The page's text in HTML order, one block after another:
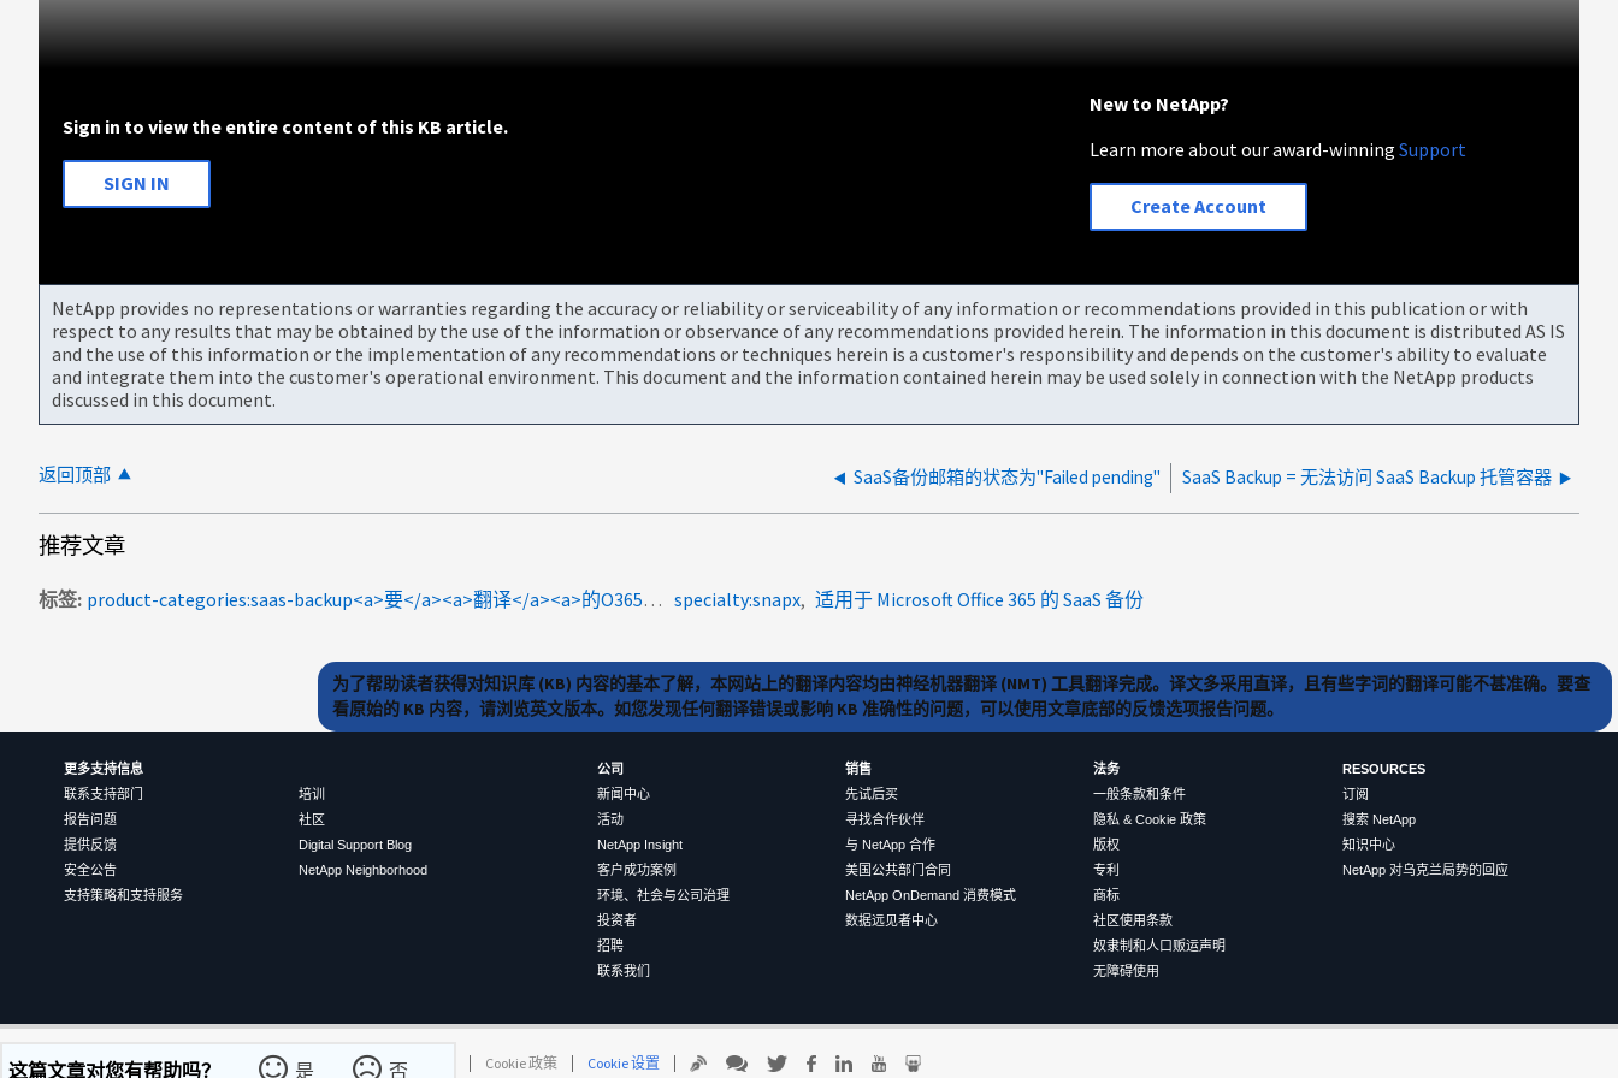
Sign in to view the entire content of this KB article.
SIGN IN
New to NetApp?
Learn more about our award-winningSupport
Create Account
NetApp provides no representations or warranties regarding the accuracy or reliability or serviceability of any information or recommendations provided in this publication or with
respect to any results that may be obtained by the use of the information or observance of any recommendations provided herein. The information in this document is distributed AS IS
and the use of this information or the implementation of any recommendations or techniques herein is a customer's responsibility and depends on the customer's ability to evaluate
and integrate them into the customer's operational environment. This document and the information contained herein may be used solely in connection with the NetApp products
discussed in this document.
返回顶部 SaaS备份邮箱的状态为"Failed pending" SaaS Backup = 无法访问 SaaS Backup 托管容器
这篇文章对您有帮助吗？ 是 否
推荐文章
标签 product-categories:saas-backup<a>要</a><a>翻译</a><a>的O365组 </a> specialty:snapx 适用于 Microsoft Office 365 的 SaaS 备份
为了帮助读者获得对知识库 (KB) 内容的基本了解，本网站上的翻译内容均由神经机器翻译 (NMT) 工具翻译完成。译文多采用直译，且有些字词的翻译可能不甚准确。要查
看原始的 KB 内容，请浏览英文版本。如您发现任何翻译错误或影响 KB 准确性的问题，可以使用文章底部的反馈选项报告问题。
更多支持信息
联系支持部门
报告问题
提供反馈
安全公告
支持策略和支持服务
培训
社区
Digital Support Blog
NetApp Neighborhood
公司
新闻中心
活动
NetApp Insight
客户成功案例
环境、社会与公司治理
投资者
招聘
联系我们
销售
先试后买
寻找合作伙伴
与 NetApp 合作
美国公共部门合同
NetApp OnDemand 消费模式
数据远见者中心
法务
一般条款和条件
隐私 & Cookie 政策
版权
专利
商标
社区使用条款
奴隶制和人口贩运声明
无障碍使用
RESOURCES
订阅
搜索 NetApp
知识中心
NetApp 对乌克兰局势的回应
©2026NetApp 中文（简体） 条款和条件 隐私政策 Cookie 政策 Cookie 设置